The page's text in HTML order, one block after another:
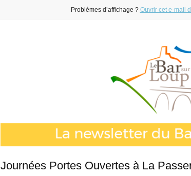
Problèmes d’affichage ? Ouvrir cet e-mail
Journées Portes Ouvertes à La